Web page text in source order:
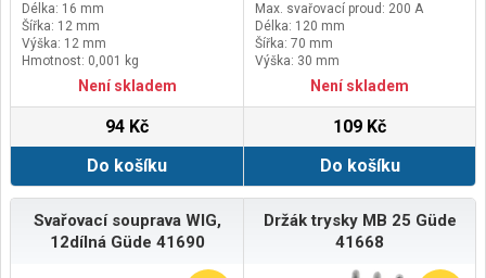
Délka: 16 mm
Šířka: 12 mm
Výška: 12 mm
Hmotnost: 0,001 kg
Není skladem
94 Kč
Do košíku
Max. svařovací proud: 200 A
Délka: 120 mm
Šířka: 70 mm
Výška: 30 mm
Není skladem
109 Kč
Do košíku
Svařovací souprava WIG,
12dílná Güde 41690
Držák trysky MB 25 Güde
41668